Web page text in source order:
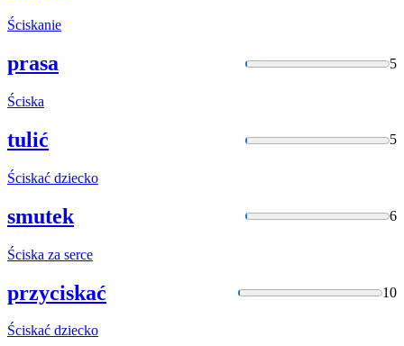
Ściskanie
prasa 5
Ściska
tulić 5
Ściskać dziecko
smutek 6
Ściska za serce
przyciskać 10
Ściskać dziecko